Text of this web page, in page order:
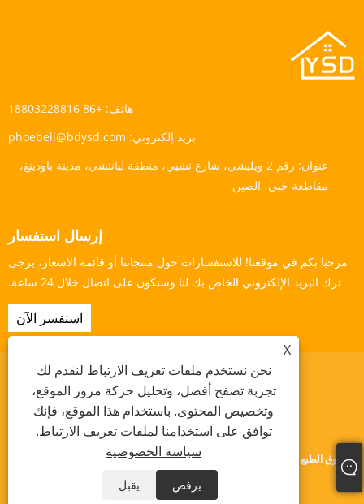
هاتف: +86 18803228816
بريد إلكتروني: phoebeli@bdysd.com
عنوان:
رقم 2 ويليشي، شارع تشيي، منطقة ليانتشي، مدينة باودينغ،
مقاطعة خبي، الصين
إرسال استفسار
مرحبا بكم في موقعنا! للاستفسارات حول منتجاتنا أو قائمة الأسعار، يرجى
ترك البريد الإلكتروني الخاص بك لنا وسنكون على اتصال خلال 24 ساعة.
استفسر الآن
Links
Sitemap
RSS
XML سياسة الخصوصية
محفوظة.
X
نحن نستخدم ملفات تعريف الارتباط لنقدم لك
تجربة تصفح أفضل، وتحليل حركة مرور الموقع،
وتخصيص المحتوى. باستخدام هذا الموقع، فإنك
توافق على استخدامنا لملفات تعريف الارتباط.
سياسة الخصوصية
يرفض يقبل